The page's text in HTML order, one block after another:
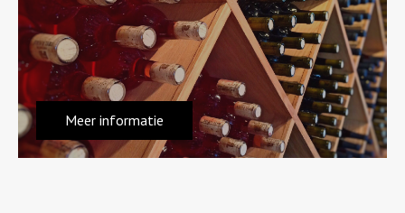
Meer informatie